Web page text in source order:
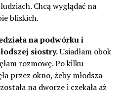
Chcą wyglądać na
bliskich.
na podwórku i
siostry.Usiadłam obok
rozmowę. Po kilku
przez okno, żeby młodsza
na dworze i czekała aż